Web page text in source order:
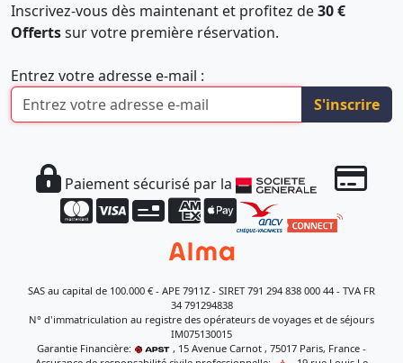
Inscrivez-vous dès maintenant et profitez de30 €
Offertssur votre première réservation.
Entrez votre adresse e-mail :
S'inscrire
Paiement sécurisé par la
SAS au capital de 100.000 € - APE 7911Z - SIRET 791 294 838 000 44 - TVA FR
34 791294838
N° d'immatriculation au registre des opérateurs de voyages et de séjours
IM075130015
Garantie Financière:
, 15 Avenue Carnot , 75017 Paris, France -